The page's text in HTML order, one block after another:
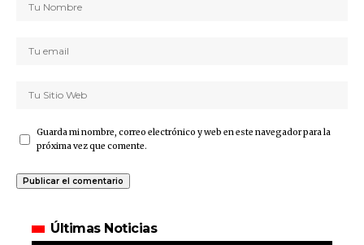
Guarda mi nombre, correo electrónico y web en este navegador para la
próxima vez que comente.
Últimas Noticias